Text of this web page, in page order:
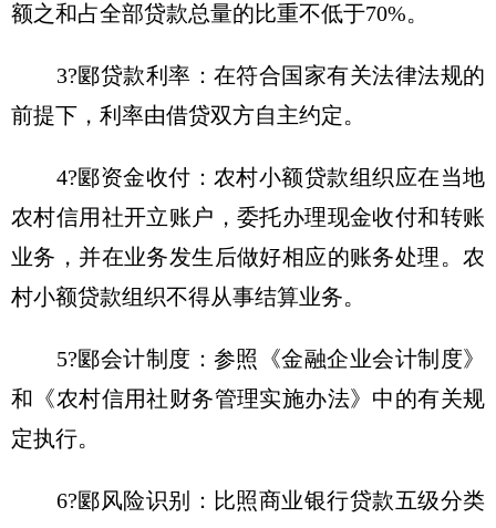
额之和占全部贷款总量的比重不低于70%。
3?郾贷款利率：在符合国家有关法律法规的
前提下，利率由借贷双方自主约定。
4?郾资金收付：农村小额贷款组织应在当地
农村信用社开立账户，委托办理现金收付和转账
业务，并在业务发生后做好相应的账务处理。农
村小额贷款组织不得从事结算业务。
5?郾会计制度：参照《金融企业会计制度》
和《农村信用社财务管理实施办法》中的有关规
定执行。
6?郾风险识别：比照商业银行贷款五级分类